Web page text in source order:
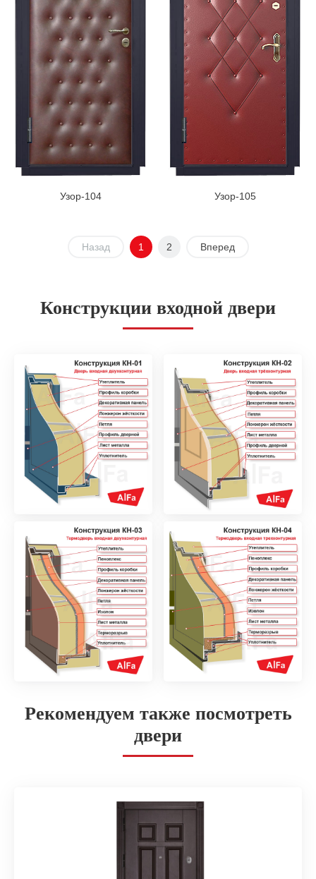
Узор-104 Узор-105
Назад 1 2 Вперед
Конструкции входной двери
Рекомендуем также посмотреть
двери